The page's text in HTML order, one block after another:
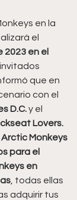
en la
el
en el
que en
con el
D.C. y el
Lovers.
Monkeys
para el
en
, todas ellas
adquirir tus